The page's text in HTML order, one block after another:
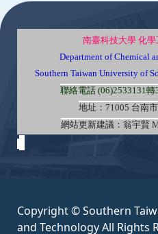
南臺科技大學 化
Department of Chemical
Southern Taiwan University of
聯絡電話 (06)2533131轉
地址：71005 台南
網站更新建議：翁宇賢
Copyright © Southern
and Technology All Rights